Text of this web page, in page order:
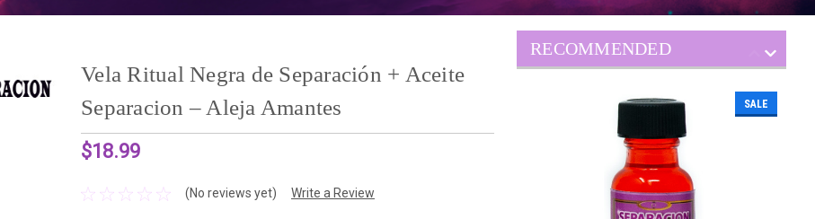
Vela Ritual Negra de Separación + Aceite
Separacion – Aleja Amantes
$18.99
(No reviews yet) Write a Review
RECOMMENDED
SALE